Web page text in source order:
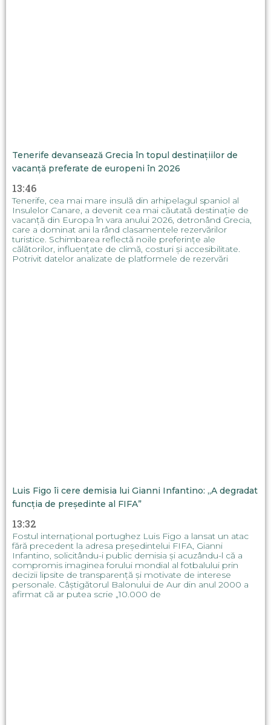
Tenerife devansează Grecia în topul destinațiilor de
vacanță preferate de europeni în 2026
13:46
Tenerife, cea mai mare insulă din arhipelagul spaniol al
Insulelor Canare, a devenit cea mai căutată destinație de
vacanță din Europa în vara anului 2026, detronând Grecia,
care a dominat ani la rând clasamentele rezervărilor
turistice. Schimbarea reflectă noile preferințe ale
călătorilor, influențate de climă, costuri și accesibilitate.
Potrivit datelor analizate de platformele de rezervări
Luis Figo îi cere demisia lui Gianni Infantino: „A degradat
funcția de președinte al FIFA”
13:32
Fostul internațional portughez Luis Figo a lansat un atac
fără precedent la adresa președintelui FIFA, Gianni
Infantino, solicitându-i public demisia și acuzându-l că a
compromis imaginea forului mondial al fotbalului prin
decizii lipsite de transparență și motivate de interese
personale. Câștigătorul Balonului de Aur din anul 2000 a
afirmat că ar putea scrie „10.000 de